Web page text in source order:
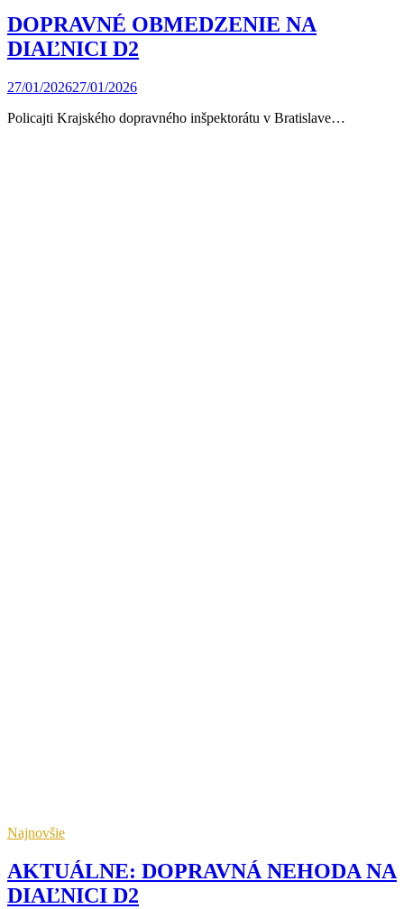
DOPRAVNÉ OBMEDZENIE NA
DIAĽNICI D2
27/01/202627/01/2026
Policajti Krajského dopravného inšpektorátu v Bratislave…
Najnovšie
AKTUÁLNE: DOPRAVNÁ NEHODA NA
DIAĽNICI D2